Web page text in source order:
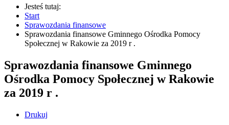
Jesteś tutaj:
Start
Sprawozdania finansowe
Sprawozdania finansowe Gminnego Ośrodka Pomocy
Społecznej w Rakowie za 2019 r .
Sprawozdania finansowe Gminnego
Ośrodka Pomocy Społecznej w Rakowie
za 2019 r .
Drukuj